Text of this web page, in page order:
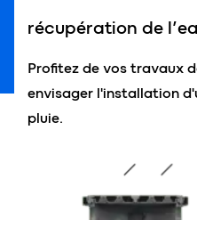
récupération de
Profitez de vos travaux
envisager l'installation
pluie.